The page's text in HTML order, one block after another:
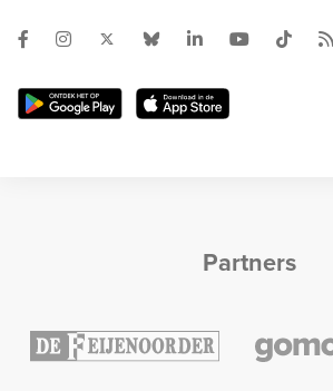
Partners